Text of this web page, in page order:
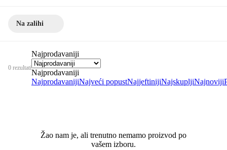
Na zalihi
0 rezultati
Najprodavaniji
Najprodavaniji
NajprodavanijiNajveći popustNajjeftinijiNajskupljiNajnoviji
Žao nam je, ali trenutno nemamo proizvod po
vašem izboru.